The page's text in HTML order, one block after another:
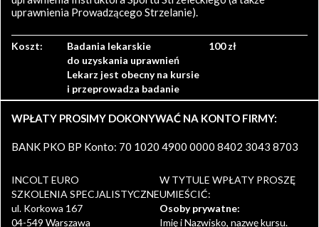
uprawnienia Prowadzącego Strzelanie).
Koszt:
Badania lekarskie
do uzyskania uprawnień
Lekarz jest obecny na kursie
i przeprowadza badanie
100 zł
WPŁATY PROSIMY DOKONYWAĆ NA KONTO FIRMY:
BANK PKO BP Konto: 70 1020 4900 0000 8402 3043 8703
INCOLT EURO
SZKOLENIA SPECJALISTYCZNE
ul. Korkowa 167
04-549 Warszawa
W TYTULE WPŁATY PROSZĘ
UMIEŚCIĆ:
Osoby prywatne:
Imię i Nazwisko, nazwę kursu.